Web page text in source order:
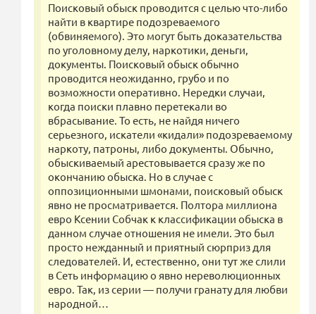
Поисковый обыск проводится с целью что-либо
найти в квартире подозреваемого
(обвиняемого). Это могут быть доказательства
по уголовному делу, наркотики, деньги,
документы. Поисковый обыск обычно
проводится неожиданно, грубо и по
возможности оперативно. Нередки случаи,
когда поиски плавно перетекали во
вбрасывание. То есть, не найдя ничего
серьезного, искатели «кидали» подозреваемому
наркоту, патроны, либо документы. Обычно,
обыскиваемый арестовывается сразу же по
окончанию обыска. Но в случае с
оппозиционными шмонами, поисковый обыск
явно не просматривается. Полтора миллиона
евро Ксении Собчак к классификации обыска в
данном случае отношения не имели. Это был
просто нежданный и приятный сюрприз для
следователей. И, естественно, они тут же слили
в Сеть информацию о явно нереволюционных
евро. Так, из серии — получи гранату для любви
народной…